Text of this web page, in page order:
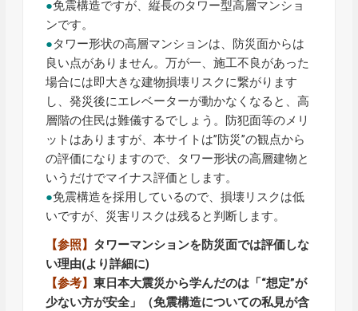
●免震構造ですが、縦長のタワー型高層マンショ
ンです。
●タワー形状の高層マンションは、防災面からは
良い点がありません。万が一、施工不良があった
場合には即大きな建物損壊リスクに繋がります
し、発災後にエレベーターが動かなくなると、高
層階の住民は難儀するでしょう。防犯面等のメリ
ットはありますが、本サイトは”防災”の観点から
の評価になりますので、タワー形状の高層建物と
いうだけでマイナス評価とします。
●免震構造を採用しているので、損壊リスクは低
いですが、災害リスクは残ると判断します。
【参照】 タワーマンションを防災面では評価しな
い理由(より詳細に)
【参考】東日本大震災から学んだのは「“想定”が
少ない方が安全」（免震構造についての私見が含